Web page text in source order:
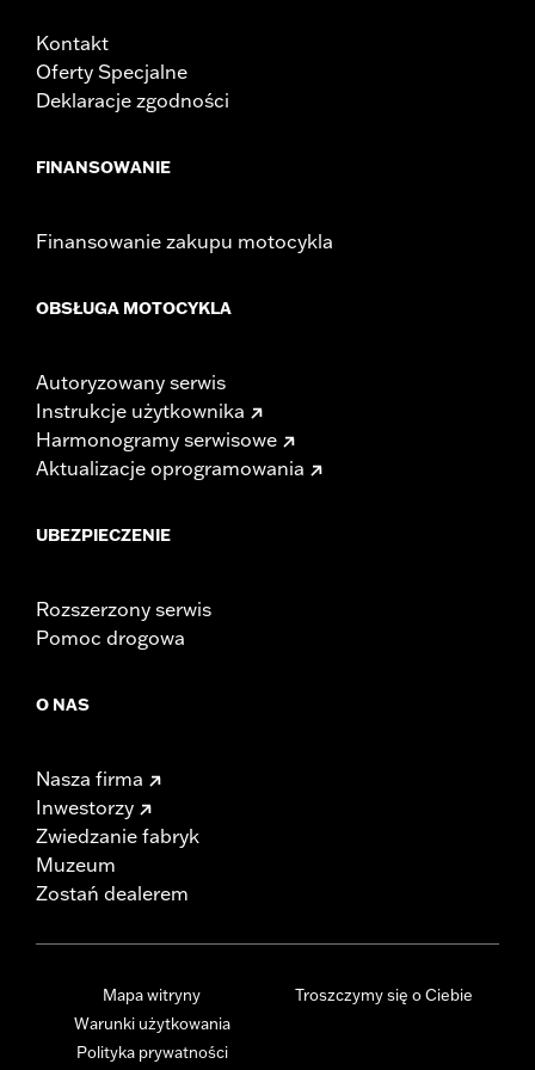
Kontakt
Oferty Specjalne
Deklaracje zgodności
FINANSOWANIE
Finansowanie zakupu motocykla
OBSŁUGA MOTOCYKLA
Autoryzowany serwis
Instrukcje użytkownika
Harmonogramy serwisowe
Aktualizacje oprogramowania
UBEZPIECZENIE
Rozszerzony serwis
Pomoc drogowa
O NAS
Nasza firma
Inwestorzy
Zwiedzanie fabryk
Muzeum
Zostań dealerem
Mapa witryny
Warunki użytkowania
Polityka prywatności
Troszczymy się o Ciebie